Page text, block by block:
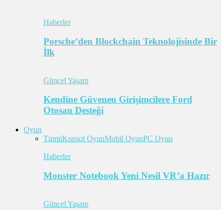
Haberler
Porsche’den Blockchain Teknolojisinde Bir
İlk
Güncel Yaşam
Kendine Güvenen Girişimcilere Ford
Otosan Desteği
Oyun
TümüKonsol OyunMobil OyunPC Oyun
Haberler
Monster Notebook Yeni Nesil VR’a Hazır
Güncel Yaşam